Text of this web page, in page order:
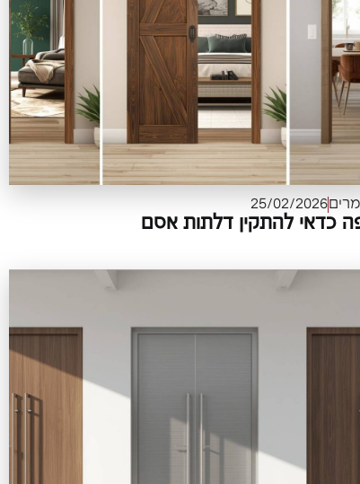
25/02/2026
כדאי להתקין דלתות אסם